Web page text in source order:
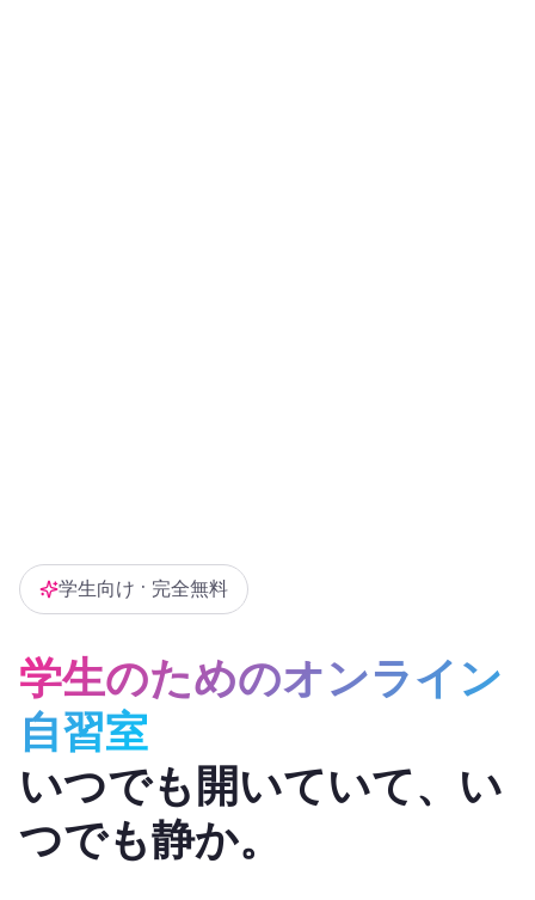
学生向け • 完全無料
学生のためのオンライン
自習室
いつでも開いていて、い
つでも静か。